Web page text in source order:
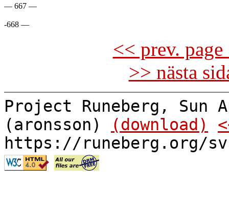
— 667 —
<< prev.
>> nästa
Project Runeberg, Sun
(aronsson)
(download)
https://runeberg.org/